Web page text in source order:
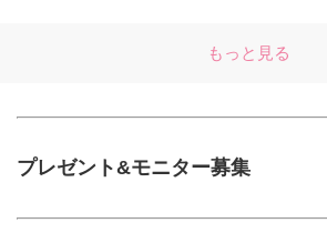
もっと見る
プレゼント&モニター募集